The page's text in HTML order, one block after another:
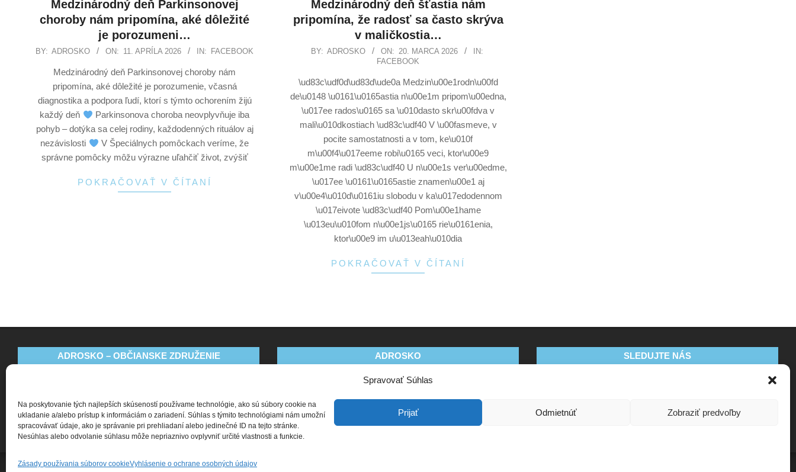
Spravovať Súhlas
Na poskytovanie tých najlepších skúseností používame technológie, ako sú súbory cookie na
ukladanie a/alebo prístup k informáciám o zariadení. Súhlas s týmito technológiami nám umožní
spracovávať údaje, ako je správanie pri prehliadaní alebo jedinečné ID na tejto stránke.
Nesúhlas alebo odvolanie súhlasu môže nepriaznivo ovplyvniť určité vlastnosti a funkcie.
Prijať Odmietnúť Zobraziť predvoľby
Zásady používania súborov cookieVyhlásenie o ochrane osobných údajov
Medzinárodný deň Parkinsonovej
choroby nám pripomína, aké dôležité
je porozumeni…
BY: ADROSKO ON: 11. APRÍLA 2026 IN: FACEBOOK
Medzinárodný deň Parkinsonovej choroby nám
pripomína, aké dôležité je porozumenie, včasná
diagnostika a podpora ľudí, ktorí s týmto ochorením žijú
každý deň
Parkinsonova choroba neovplyvňuje iba
pohyb – dotýka sa celej rodiny, každodenných rituálov aj
nezávislosti
V Špeciálnych pomôckach veríme, že
správne pomôcky môžu výrazne uľahčiť život, zvýšiť
POKRAČOVAŤ V ČÍTANÍ
Medzinárodný deň šťastia nám
pripomína, že radosť sa často skrýva
v maličkostia…
BY: ADROSKO ON: 20. MARCA 2026
IN:
FACEBOOK
\ud83c\udf0d\ud83d\ude0a Medzin\u00e1rodn\u00fd
de\u0148 \u0161\u0165astia n\u00e1m pripom\u00edna,
\u017ee rados\u0165 sa \u010dasto skr\u00fdva v
mali\u010dkostiach \ud83c\udf40 V \u00fasmeve, v
pocite samostatnosti a v tom, ke\u010f
m\u00f4\u017eeme robi\u0165 veci, ktor\u00e9
m\u00e1me radi \ud83c\udf40 U n\u00e1s ver\u00edme,
\u017ee \u0161\u0165astie znamen\u00e1 aj
v\u00e4\u010d\u0161iu slobodu v ka\u017edodennom
\u017eivote \ud83c\udf40 Pom\u00e1hame
\u013eu\u010fom n\u00e1js\u0165 rie\u0161enia,
ktor\u00e9 im u\u013eah\u010dia
POKRAČOVAŤ V ČÍTANÍ
ADROSKO – OBČIANSKE ZDRUŽENIE
+421 911 135 252
oz@adrosko.sk
ADROSKO
Ochrana osobných údajov
osobných údajov (EU)
SLEDUJTE NÁS